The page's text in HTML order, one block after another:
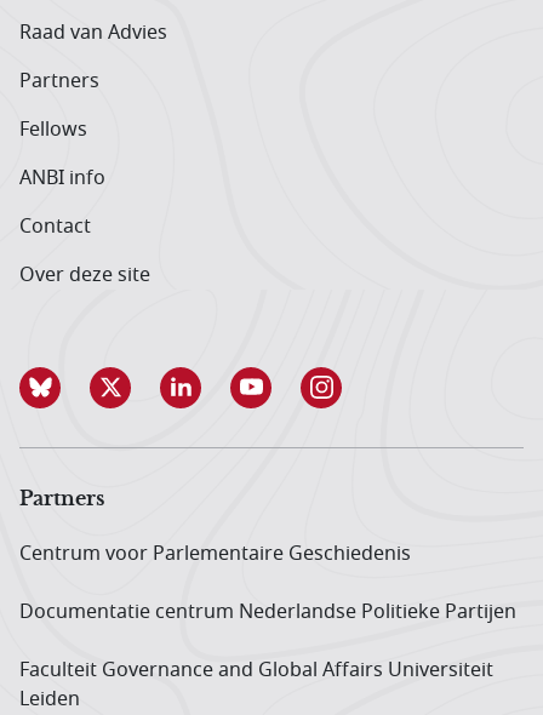
Raad van Advies
Partners
Fellows
ANBI info
Contact
Over deze site
Partners
Centrum voor Parlementaire Geschiedenis
Documentatie centrum Neder­landse Politieke Partijen
Faculteit Governance and Global Affairs Universiteit
Leiden